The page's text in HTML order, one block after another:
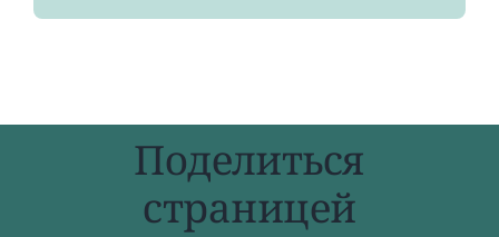
Поделиться
страницей